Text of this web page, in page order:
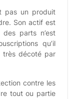
pas un produit
Son actif est
parts n’est
qu’il
décoté par
contre les
tout ou partie